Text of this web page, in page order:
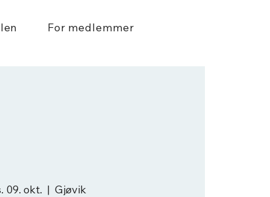
For medlemmer
09. okt.
  |
Gjøvik